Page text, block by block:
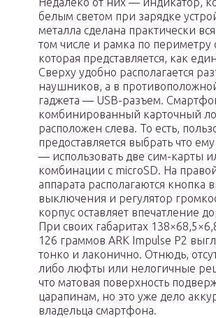
белым светом при зарядке
металла сделана практически
том числе и рамка по периметру
которая представляется, как
Сверху удобно располагается
наушников, а в
гаджета — USB-разъем.
комбинированный карточный
расположен слева. То есть,
предоставляется выбрать что
— использовать две сим-карты
комбинации с microSD. На
аппарата располагаются кнопка
выключения и регулятор
корпус оставляет впечатление
При своих габаритах
126 граммов ARK Impulse P2
тонко и лаконично. Отнюдь,
либо люфты или нелогичные
что матовая поверхность
царапинам, но это уже дело
владельца смартфона.